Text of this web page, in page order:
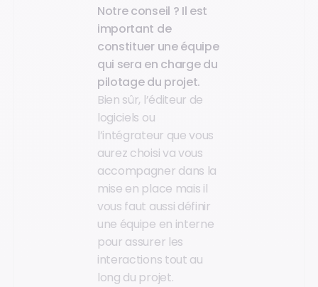
Notre conseil ? Il est
important de
constituer une équipe
qui sera en charge du
pilotage du projet.
Bien sûr, l’éditeur de
logiciels ou
l’intégrateur que vous
aurez choisi va vous
accompagner dans la
mise en place mais il
vous faut aussi définir
une équipe en interne
pour assurer les
interactions tout au
long du projet.